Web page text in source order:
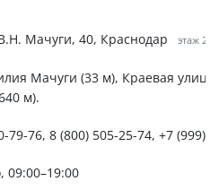
Мачуги, 40, Краснодар этаж 2
Мачуги (33 м), Краевая
м).
79-76, 8 (800) 505-25-74, +7 (999)
09:00–19:00